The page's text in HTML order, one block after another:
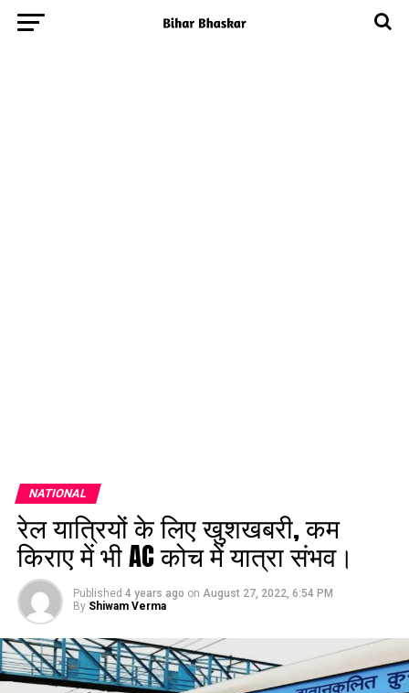
NATIONAL
रेल यात्रियों के लिए खुशखबरी, कम
किराए में भी AC कोच में यात्रा संभव।
Published 4 years ago on August 27, 2022, 6:54 PM
By Shiwam Verma